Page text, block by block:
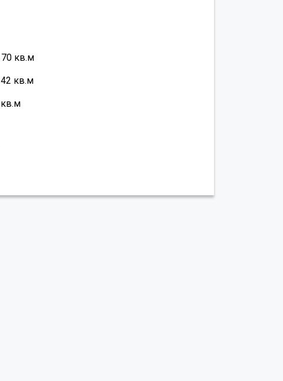
70 кв.м
42 кв.м
кв.м